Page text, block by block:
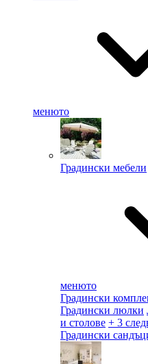
менюто
Градински мебели
менюто
Градински
Градински люлки
и столове + 3
Градински